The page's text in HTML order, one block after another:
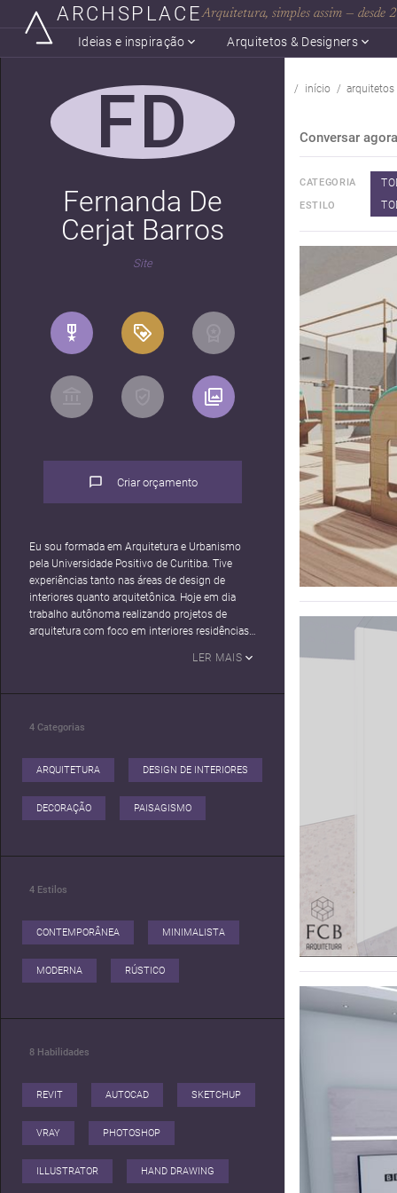
ARCHSPLACEArquitetura, simples assim — desde
Ideias e inspiração Arquitetos & Designers
FD
Fernanda De
Cerjat Barros
Site
Criar orçamento
Eu sou formada em Arquitetura e Urbanismo
pela Universidade Positivo de Curitiba. Tive
experiências tanto nas áreas de design de
interiores quanto arquitetônica. Hoje em dia
trabalho autônoma realizando projetos de
arquitetura com foco em interiores residências
Eu sou uma profissional muito dedicada e
LER MAIS
4 Categorias
ARQUITETURA DESIGN DE INTERIORES
DECORAÇÃO PAISAGISMO
4 Estilos
CONTEMPORÂNEA MINIMALISTA
MODERNA RÚSTICO
8 Habilidades
REVIT AUTOCAD SKETCHUP
VRAY PHOTOSHOP
ILLUSTRATOR HAND DRAWING
início arquitetos
Conversar agora
CATEGORIA
ESTILO